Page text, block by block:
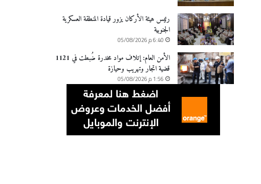
رئيس هيئة الأركان يزور قيادة المنطقة العسكرية
الجنوبية
6:40 م 05/08/2026
الأمن العام: إتلاف مواد مخدرة ضُبطت في 1121
قضية اتجار وتهريب وحيازة
1:56 م 05/08/2026